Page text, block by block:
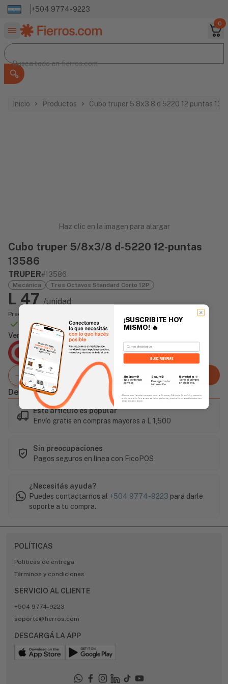
+504 9774-9223
0
Buscar productos
Busca todo en
Busca todo enfierros.com
Inicio Productos Cubo truper 5 8x3 8 d 5220 12 puntas
Haz clic en la imagen para alargar
Cubo truper 5/8x3/8 d-5220 12-puntas
13586
TRUPER#13586
Mecánica Tres Octavos Standard Corto 12P
L 47 /unidad
Precio incluye impuesto sobre ventas
Disponible Online
Vendido Por:
Agencia Global
2 días - Tiempo de Entrega Promedio
Agregar al carrito
Descripción
Este artículo es popular
Envío gratis en compras mayores a L 1,500
Sin preocupaciones
Pagos seguros en línea con FicoPOS
¿Necesitás ayuda?
Puedes contactarnos al +504 9774-9223 para darle
soporte a tu compra.
POLÍTICAS
Políticas de entrega
Términos y condiciones
SERVICIO AL CLIENTE
+504 9774-9223
soporte@fierros.com
DESCARGÁ LA APP
¡SUSCRIBITE HOY
MISMO! 🔥
Email
SUSCRIBIRME
Sin Spam 🚫
Solo contenido
de valor.
Seguro 🔒
Protegemos tu
información.
Novedades 📣
Serás el primero
en enterarte.
Al enviar este formulario, aceptás nuestros Términos y Política de Privacidad, y consentís
recibir correos de Fierros con novedades, productos y eventos. Este consentimiento no es
obligatorio para comprar.